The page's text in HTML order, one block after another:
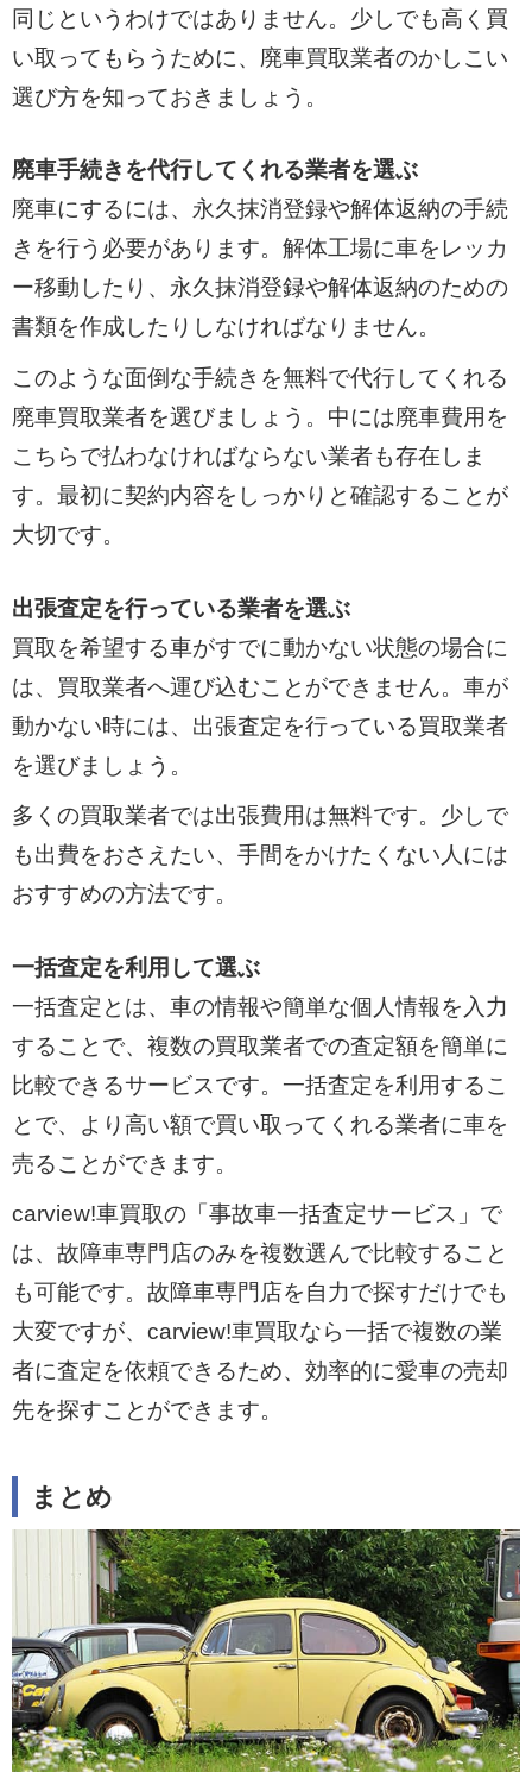
同じというわけではありません。少しでも高く買
い取ってもらうために、廃車買取業者のかしこい
選び方を知っておきましょう。
廃車手続きを代行してくれる業者を選ぶ
廃車にするには、永久抹消登録や解体返納の手続
きを行う必要があります。解体工場に車をレッカ
ー移動したり、永久抹消登録や解体返納のための
書類を作成したりしなければなりません。
このような面倒な手続きを無料で代行してくれる
廃車買取業者を選びましょう。中には廃車費用を
こちらで払わなければならない業者も存在しま
す。最初に契約内容をしっかりと確認することが
大切です。
出張査定を行っている業者を選ぶ
買取を希望する車がすでに動かない状態の場合に
は、買取業者へ運び込むことができません。車が
動かない時には、出張査定を行っている買取業者
を選びましょう。
多くの買取業者では出張費用は無料です。少しで
も出費をおさえたい、手間をかけたくない人には
おすすめの方法です。
一括査定を利用して選ぶ
一括査定とは、車の情報や簡単な個人情報を入力
することで、複数の買取業者での査定額を簡単に
比較できるサービスです。一括査定を利用するこ
とで、より高い額で買い取ってくれる業者に車を
売ることができます。
carview!車買取の「事故車一括査定サービス」で
は、故障車専門店のみを複数選んで比較すること
も可能です。故障車専門店を自力で探すだけでも
大変ですが、carview!車買取なら一括で複数の業
者に査定を依頼できるため、効率的に愛車の売却
先を探すことができます。
まとめ